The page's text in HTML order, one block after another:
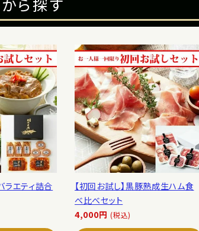
ら探す
ラエティ詰合
【初回お試し】黒豚熟成生ハム食
べ比べセット
4,000円 (税込)